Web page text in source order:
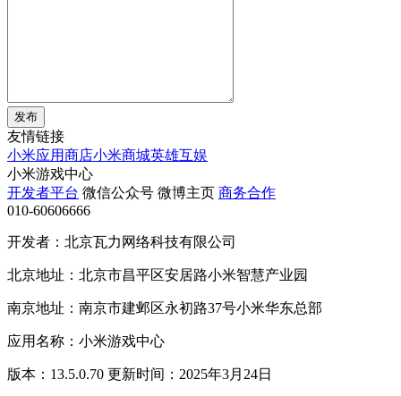
发布
友情链接
小米应用商店小米商城英雄互娱
小米游戏中心
开发者平台 微信公众号 微博主页 商务合作
010-60606666
开发者：北京瓦力网络科技有限公司
北京地址：北京市昌平区安居路小米智慧产业园
南京地址：南京市建邺区永初路37号小米华东总部
应用名称：小米游戏中心
版本：13.5.0.70 更新时间：2025年3月24日